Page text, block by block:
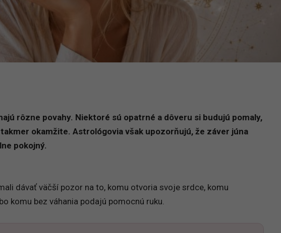
rôzne povahy. Niektoré sú opatrné a dôveru si budujú pomaly,
okamžite. Astrológovia však upozorňujú, že záver júna
pokojný.
dávať väčší pozor na to, komu otvoria svoje srdce, komu
komu bez váhania podajú pomocnú ruku.